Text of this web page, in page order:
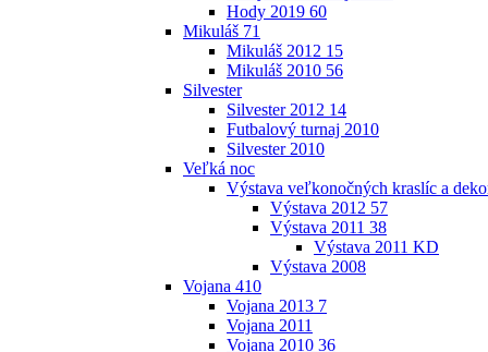
Hody 2019 60
Mikuláš 71
Mikuláš 2012 15
Mikuláš 2010 56
Silvester
Silvester 2012 14
Futbalový turnaj 2010
Silvester 2010
Veľká noc
Výstava veľkonočných kraslíc a
Výstava 2012 57
Výstava 2011 38
Výstava 2011 KD
Výstava 2008
Vojana 410
Vojana 2013 7
Vojana 2011
Vojana 2010 36